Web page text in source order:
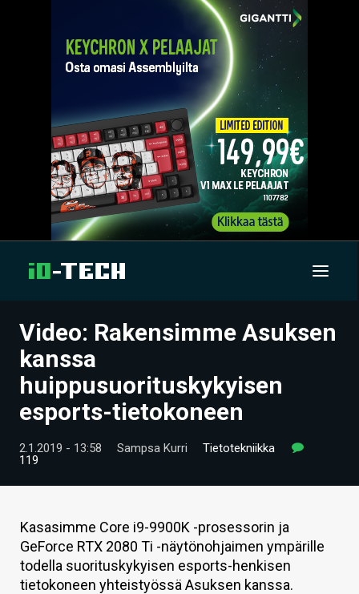
UUTISET
ARTIKKELIT
VIDEOT
TECHBBS
KAUPPA
VAIHDA TEEMA
Video: Rakensimme Asuksen
kanssa
huippusuorituskykyisen
esports-tietokoneen
2.1.2019 - 13:58 Sampsa Kurri
Tietotekniikka
119
Kasasimme Core i9-9900K -prosessorin ja
GeForce RTX 2080 Ti -näytönohjaimen ympärille
todella suorituskykyisen esports-henkisen
tietokoneen yhteistyössä Asuksen kanssa.